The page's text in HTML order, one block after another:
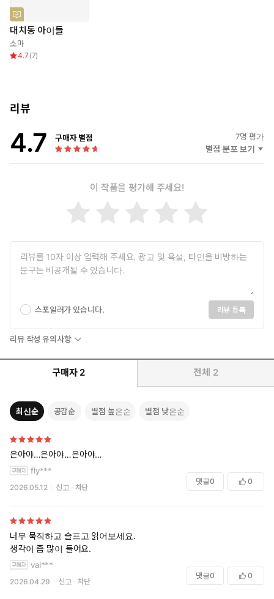
대치동 아이들
소마
4.7 (7)
리뷰
4.7 구매자 별점 7명 평가
별점 분포 보기
이 작품을 평가해 주세요!
스포일러가 있습니다. 리뷰 등록
리뷰 작성 유의사항
구매자 2 전체 2
최신순 공감순 별점 높은순 별점 낮은순
은아야…은아야…은아야…
fly***
2026.05.12 신고 차단
댓글0 0
너무 묵직하고 슬프고 읽어보세요.
생각이 좀 많이 들어요.
val***
2026.04.29 신고 차단
댓글0 0